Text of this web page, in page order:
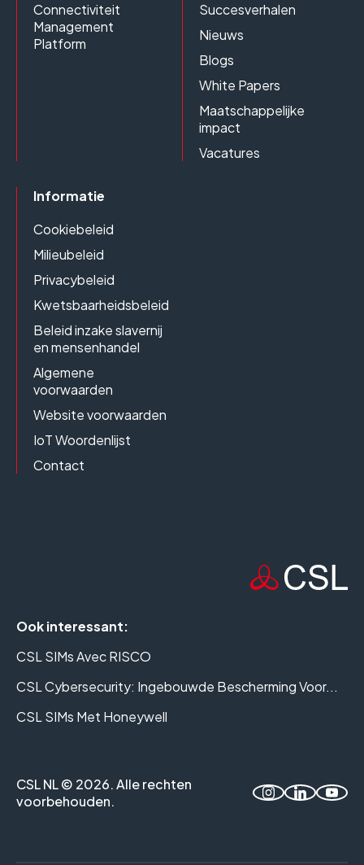
Connectiviteit
Management
Platform
Succesverhalen
Nieuws
Blogs
White Papers
Maatschappelijke
impact
Vacatures
Informatie
Cookiebeleid
Milieubeleid
Privacybeleid
Kwetsbaarheidsbeleid
Beleid inzake slavernij
en mensenhandel
Algemene
voorwaarden
Website voorwaarden
IoT Woordenlijst
Contact
Ook interessant:
CSL SIMs Avec RISCO
CSL Cybersecurity: Ingebouwde Bescherming Voor...
CSL SIMs Met Honeywell
CSL NL © 2026. Alle rechten
voorbehouden.